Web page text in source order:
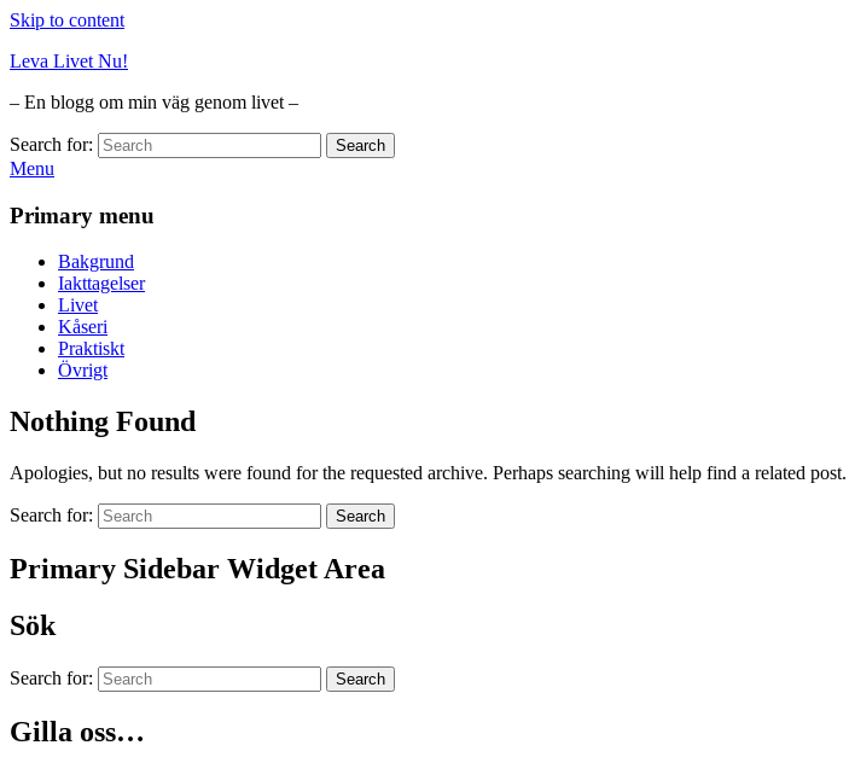
Skip to content
Leva Livet Nu!
– En blogg om min väg genom livet –
Search for: Search
Menu
Primary menu
Bakgrund
Iakttagelser
Livet
Kåseri
Praktiskt
Övrigt
Nothing Found
Apologies, but no results were found for the requested archive. Perhaps searching will help find a related post.
Search for: Search
Primary Sidebar Widget Area
Sök
Search for: Search
Gilla oss…